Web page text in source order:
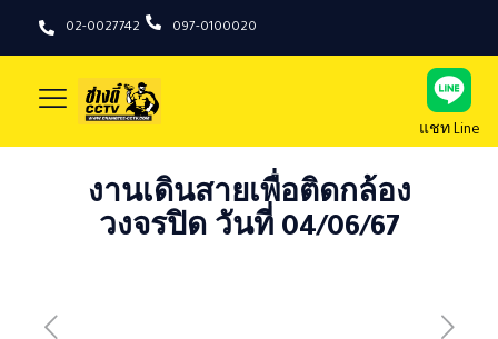
02-0027742 097-0100020
แชท Line
งานเดินสายเพื่อติดกล้อง
วงจรปิด วันที่ 04/06/67